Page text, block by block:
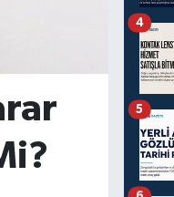
4
5